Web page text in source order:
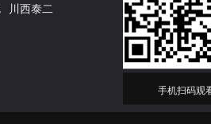
川西泰二
手机扫码观